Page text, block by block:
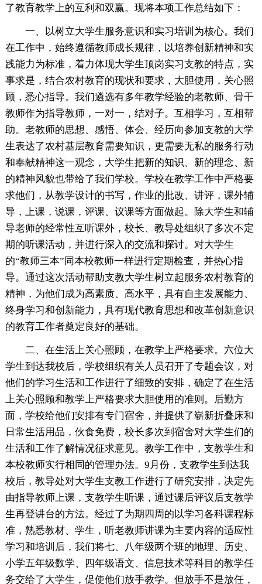
了教育教学上的互利和双赢。现将本项工作总结如下：
一、以树立大学生服务意识和实习培训为核心。我们
在工作中，始终遵循教师成长规律，以培养创新精神和实
践能力为标准，着力体现大学生顶岗实习支教的特点，实
事求是，结合农村教育的现状和要求，大胆使用，关心照
顾，悉心指导。我们遴选有多年教学经验的老教师、骨干
教师作为指导教师，一对一，结对子。互相学习，互相帮
助。老教师的思想、感悟、体会、经历向参加支教的大学
生表达了农村基层教育需要知识，更需要无私的服务行动
和奉献精神这一观念，大学生把新的知识、新的理念、新
的精神风貌也带给了我们学校。学校在教学工作中严格要
求他们，从教学设计的书写，作业的批改、讲评，课外辅
导，上课，说课，评课、议课等方面做起。除大学生和辅
导老师的经常性互听课外，校长、教导处组织了多次不定
期的听课活动，并进行深入的交流和探讨。对大学生
的“教师三本”同本校教师一样进行定期检查，并热心指
导。通过这次活动帮助支教大学生树立起服务农村教育的
精神，为他们成为高素质、高水平，具有自主发展能力、
终身学习和创新能力，具有现代教育思想和改革创新意识
的教育工作者奠定良好的基础。
二、在生活上关心照顾，在教学上严格要求。六位大
学生到达我校后，学校组织有关人员召开了专题会议，对
他们的学习生活和工作进行了细致的安排，确定了在生活
上关心照顾和教学上严格要求大胆使用的准则。后勤方
面，学校给他们安排有专门宿舍，并提供了崭新折叠床和
日常生活用品，伙食免费，校长多次到宿舍对大学生们的
生活和工作了解情况征求意见。教学工作中，支教学生和
本校教师实行相同的管理办法。9月份，支教学生到达我
校后，教导处对大学生支教工作进行了研究安排，决定先
由指导教师上课，支教学生听课，通过课后评议后支教学
生再登讲台的方法。经过了为期四周的以学习各科课程标
准，熟悉教材、学生，听老教师讲课为主要内容的适应性
学习和培训后，我们将七、八年级两个班的地理、历史、
小学五年级数学、四年级语文、信息技术等科目的教学任
务交给了大学生，促使他们放手教学。但放手不是放任，